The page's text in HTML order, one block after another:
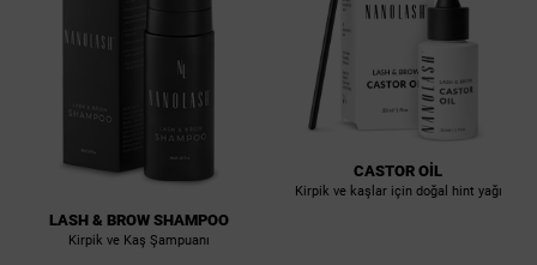
LASH & BROW SHAMPOO
Kirpik ve Kaş Şampuanı
CASTOR OIL
Kirpik ve kaşlar için doğal hint yağı